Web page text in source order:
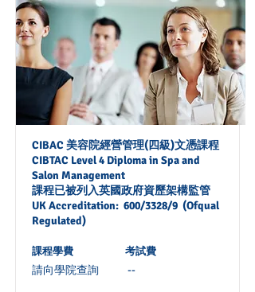
CIBAC 美容院經營管理(四級)文憑課程
CIBTAC Level 4 Diploma in Spa and
Salon Management
課程已被列入英國政府資歷架構監管
UK Accreditation: 600/3328/9 (Ofqual
Regulated)
課程學費
請向學院查詢
考試費
--